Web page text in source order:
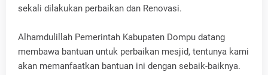
sekali dilakukan perbaikan dan Renovasi.
Alhamdulillah Pemerintah Kabupaten Dompu datang
membawa bantuan untuk perbaikan mesjid, tentunya kami
akan memanfaatkan bantuan ini dengan sebaik-baiknya.